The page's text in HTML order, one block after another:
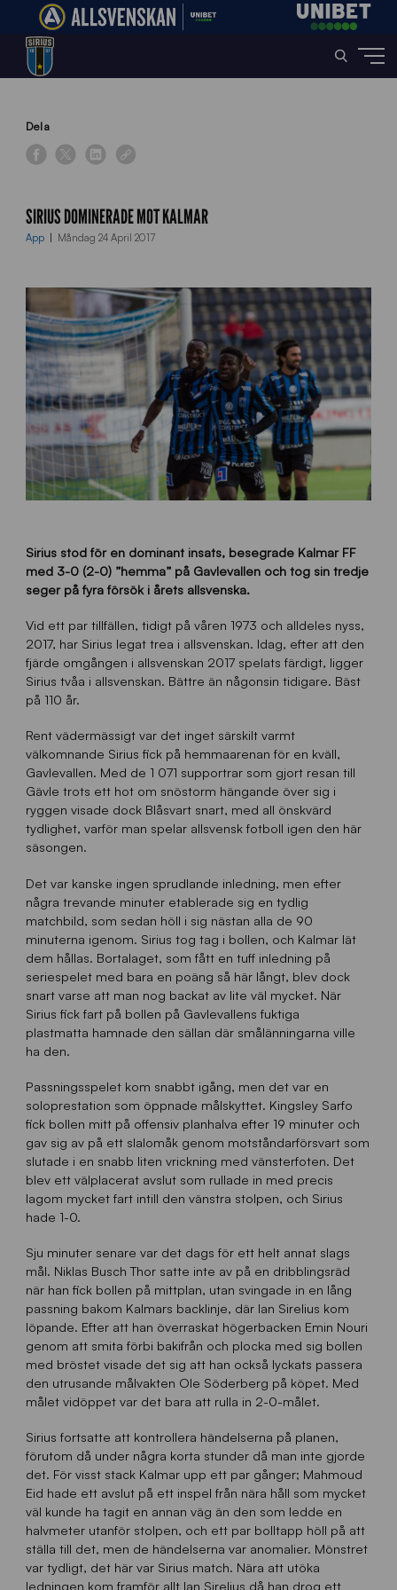
Home»
Dela
SIRIUS DOMINERADE MOT KALMAR
App Måndag 24 April 2017
Sirius stod för en dominant insats, besegrade Kalmar FF
med 3-0 (2-0) ”hemma” på Gavlevallen och tog sin tredje
seger på fyra försök i årets allsvenska.
Vid ett par tillfällen, tidigt på våren 1973 och alldeles nyss,
2017, har Sirius legat trea i allsvenskan. Idag, efter att den
fjärde omgången i allsvenskan 2017 spelats färdigt, ligger
Sirius tvåa i allsvenskan. Bättre än någonsin tidigare. Bäst
på 110 år.
Rent vädermässigt var det inget särskilt varmt
välkomnande Sirius fick på hemmaarenan för en kväll,
Gavlevallen. Med de 1 071 supportrar som gjort resan till
Gävle trots ett hot om snöstorm hängande över sig i
ryggen visade dock Blåsvart snart, med all önskvärd
tydlighet, varför man spelar allsvensk fotboll igen den här
säsongen.
Det var kanske ingen sprudlande inledning, men efter
några trevande minuter etablerade sig en tydlig
matchbild, som sedan höll i sig nästan alla de 90
minuterna igenom. Sirius tog tag i bollen, och Kalmar lät
dem hållas. Bortalaget, som fått en tuff inledning på
seriespelet med bara en poäng så här långt, blev dock
snart varse att man nog backat av lite väl mycket. När
Sirius fick fart på bollen på Gavlevallens fuktiga
plastmatta hamnade den sällan där smålänningarna ville
ha den.
Passningsspelet kom snabbt igång, men det var en
soloprestation som öppnade målskyttet. Kingsley Sarfo
fick bollen mitt på offensiv planhalva efter 19 minuter och
gav sig av på ett slalomåk genom motståndarförsvart som
slutade i en snabb liten vrickning med vänsterfoten. Det
blev ett välplacerat avslut som rullade in med precis
lagom mycket fart intill den vänstra stolpen, och Sirius
hade 1-0.
Sju minuter senare var det dags för ett helt annat slags
mål. Niklas Busch Thor satte inte av på en dribblingsräd
när han fick bollen på mittplan, utan svingade in en lång
passning bakom Kalmars backlinje, där Ian Sirelius kom
löpande. Efter att han överraskat högerbacken Emin Nouri
genom att smita förbi bakifrån och plocka med sig bollen
med bröstet visade det sig att han också lyckats passera
den utrusande målvakten Ole Söderberg på köpet. Med
målet vidöppet var det bara att rulla in 2-0-målet.
Sirius fortsatte att kontrollera händelserna på planen,
förutom då under några korta stunder då man inte gjorde
det. För visst stack Kalmar upp ett par gånger; Mahmoud
Eid hade ett avslut på ett inspel från nära håll som mycket
väl kunde ha tagit en annan väg än den som ledde en
halvmeter utanför stolpen, och ett par bolltapp höll på att
ställa till det, men de händelserna var anomalier. Mönstret
var tydligt, det här var Sirius match. Nära att utöka
ledningen kom framför allt Ian Sirelius då han drog ett